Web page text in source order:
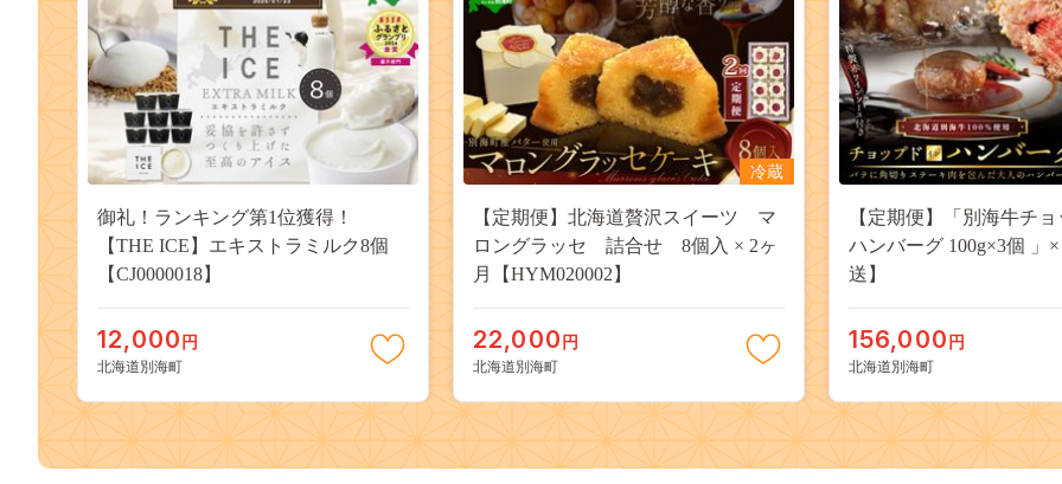
御礼！ランキング第1位獲得！
【THE ICE】エキストラミルク8個
【CJ0000018】
12,000 円
北海道別海町
冷蔵
【定期便】北海道贅沢スイーツ マ
ロングラッセ 詰合せ 8個入 × 2ヶ
月【HYM020002】
22,000 円
北海道別海町
【定期便】「別海牛チ
ハンバーグ 100g×3個 」
送】
156,000 円
北海道別海町